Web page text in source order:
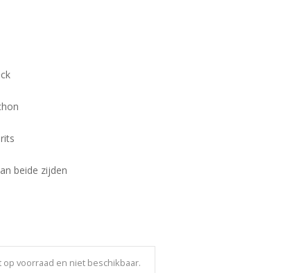
beide zijden
voorraad en niet beschikbaar.